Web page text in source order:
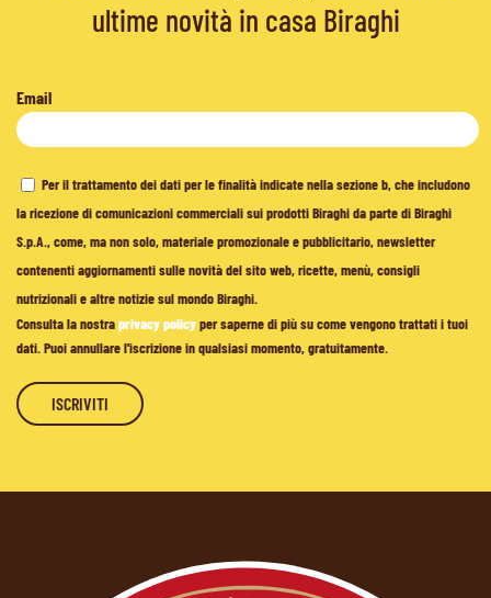
ultime novità in casa Biraghi
Email
Per il trattamento dei dati per le finalità indicate nella sezione b, che includono
la ricezione di comunicazioni commerciali sui prodotti Biraghi da parte di Biraghi
S.p.A., come, ma non solo, materiale promozionale e pubblicitario, newsletter
contenenti aggiornamenti sulle novità del sito web, ricette, menù, consigli
nutrizionali e altre notizie sul mondo Biraghi.
Consulta la nostraprivacy policyper saperne di più su come vengono trattati i tuoi
dati. Puoi annullare l'iscrizione in qualsiasi momento, gratuitamente.